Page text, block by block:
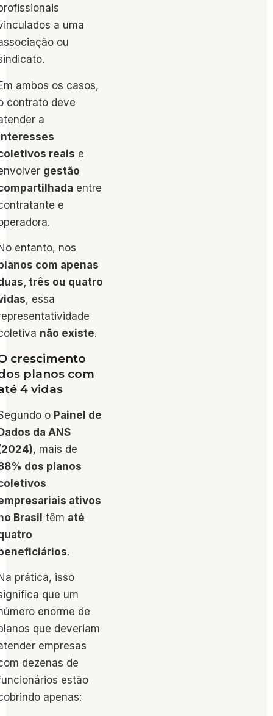
a uma
ou
ambos os casos,
contrato deve
a
reais e
gestão
entre
e
entanto, nos
com apenas
três ou quatro
, essa
não existe.
crescimento
planos com
4 vidas
o Painel de
da ANS
, mais de
dos planos
ativos
Brasil têm até
.
prática, isso
que um
enorme de
que deveriam
empresas
dezenas de
estão
apenas: